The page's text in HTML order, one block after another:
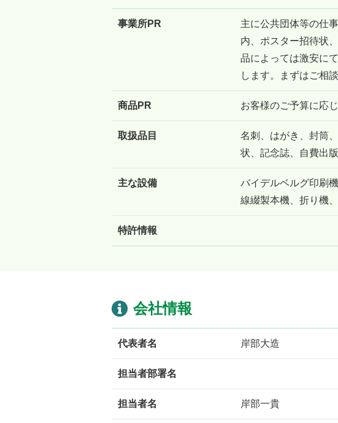
事業所PR
主に公共団体等の仕
内、ポスター招待状
品によっては激安に
します。まずはご相談
商品PR お客様のご予算に応
取扱品目
名刺、はがき、封筒
状、記念誌、自費出
主な設備
バイデルベルグ印刷
線綴製本機、折り機
特許情報
会社情報
代表者名 岸部大造
担当者部署名
担当者名 岸部一貴